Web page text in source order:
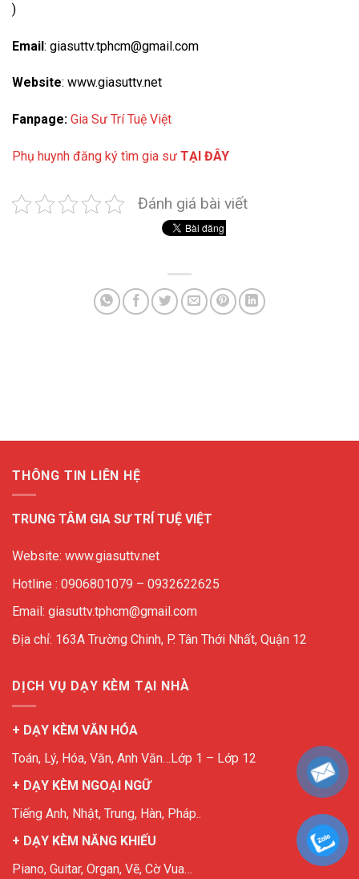
)
Email: giasuttv.tphcm@gmail.com
Website: www.giasuttv.net
Fanpage: Gia Sư Trí Tuệ Việt
Phụ huynh đăng ký tìm gia sư TẠI ĐÂY
Đánh giá bài viết
THÔNG TIN LIÊN HỆ
TRUNG TÂM GIA SƯ TRÍ TUỆ VIỆT
Website: www.giasuttv.net
Hotline : 0906801079 – 0932622625
Email: giasuttv.tphcm@gmail.com
Địa chỉ: 163A Trường Chinh, P. Tân Thới Nhất, Quận 12
DỊCH VỤ DẠY KÈM TẠI NHÀ
+ DẠY KÈM VĂN HÓA
Toán, Lý, Hóa, Văn, Anh Văn…Lớp 1 – Lớp 12
+ DẠY KÈM NGOẠI NGỮ
Tiếng Anh, Nhật, Trung, Hàn, Pháp..
+ DẠY KÈM NĂNG KHIẾU
Piano, Guitar, Organ, Vẽ, Cờ Vua…